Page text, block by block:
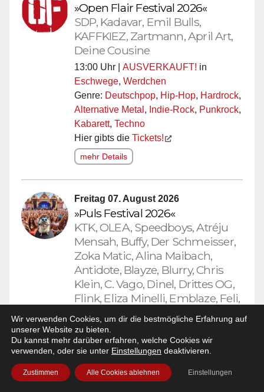
»Open Flair Festival 2026«
SDP, Kadavar, Emil Bulls,
KAFFKIEZ, Zartmann, April Art,
Deine Cousine
13:00 Uhr | AUSVERKAUFT! in
Eschwege, Werdchen
Genre: Deutschpop, Hip-Hop, Hardrock,
Alternative Metal , Indie-Rock, Punkrock,
Kabarett, Techno
Hier gibts die Tickets!
mehr Details
Freitag 07. August 2026
»Puls Festival 2026«
KTK, OLEA, Speedboys, Atréju
Mensah, Buffy, Der Schmeisser,
Zoka Matic, Alina Maibach,
Antidote, Blayze, Blurry, Chris
Klein, C. Vago, Dinel, Drittes OG,
Flink, Eliza Minelli, Emblaze, Feli,
Fricke, Fritzeo3, Fyke, Gino
Bandito, Hadrian, Henner
Montana, Indikka, Isang Load,
Joaquim, JVN, Kenny Kendrix,
Kite, Lasmo, Lexi, Liam Heyne,
Liv3, Marci, Marjell, Max
Wir verwenden Cookies, um dir die bestmögliche Erfahrung auf
unserer Website zu bieten.
Du kannst mehr darüber erfahren, welche Cookies wir
verwenden, oder sie unter Einstellungen deaktivieren.
Zustimmen Alle Cookies ablehnen Einstellungen